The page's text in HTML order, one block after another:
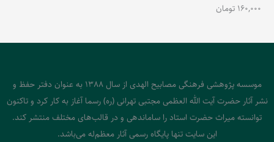
160,000 تومان
موسسه پژوهشی فرهنگی مصابیح الهدی از سال 1388 به عنوان دفتر حفظ و
نشر آثار حضرت آیت الله العظمی مجتبی تهرانی (ره) رسما آغاز به کار کرد و تاکنون
توانسته میراث حضرت استاد را ساماندهی و در قالب‌های مختلف منتشر کند.
این سایت تنها پایگاه رسمی آثار معظم‌له می‌باشد.